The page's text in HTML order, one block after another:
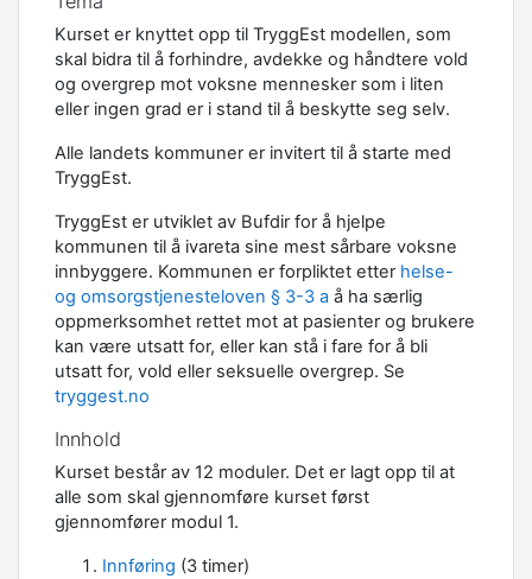
Kurset er knyttet opp til TryggEst modellen, som
skal bidra til å forhindre, avdekke og håndtere vold
og overgrep mot voksne mennesker som i liten
eller ingen grad er i stand til å beskytte seg selv.
Alle landets kommuner er invitert til å starte med
TryggEst.
TryggEst er utviklet av Bufdir for å hjelpe
kommunen til å ivareta sine mest sårbare voksne
innbyggere. Kommunen er forpliktet etter helse-
og omsorgstjenesteloven § 3-3 a å ha særlig
oppmerksomhet rettet mot at pasienter og brukere
kan være utsatt for, eller kan stå i fare for å bli
utsatt for, vold eller seksuelle overgrep. Se
tryggest.no
Innhold
Kurset består av 12 moduler. Det er lagt opp til at
alle som skal gjennomføre kurset først
gjennomfører modul 1.
Innføring (3 timer)